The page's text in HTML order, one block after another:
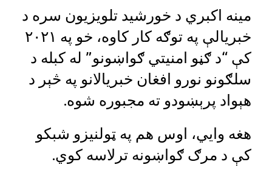
مینه اکبري د خورشید تلویزیون سره د
خبریالې په توګه کار کاوه، خو په ۲۰۲۱
کې “د ګڼو امنیتي ګواښونو” له کبله د
سلګونو نورو افغان خبریالانو په څېر د
هېواد پرېښودو ته مجبوره شوه.
هغه وايي، اوس هم په ټولنیزو شبکو
کې د مرګ ګواښونه ترلاسه کوي.